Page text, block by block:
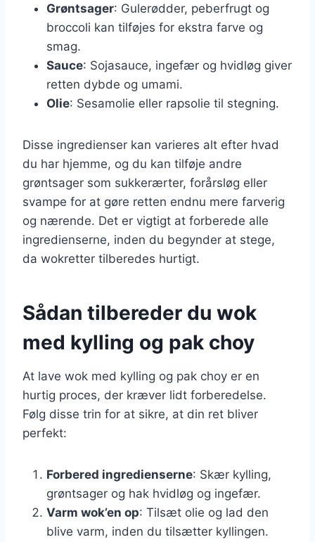
Grøntsager: Gulerødder, peberfrugt og
broccoli kan tilføjes for ekstra farve og
smag.
Sauce: Sojasauce, ingefær og hvidløg giver
retten dybde og umami.
Olie: Sesamolie eller rapsolie til stegning.
Disse ingredienser kan varieres alt efter hvad
du har hjemme, og du kan tilføje andre
grøntsager som sukkerærter, forårsløg eller
svampe for at gøre retten endnu mere farverig
og nærende. Det er vigtigt at forberede alle
ingredienserne, inden du begynder at stege,
da wokretter tilberedes hurtigt.
Sådan tilbereder du wok
med kylling og pak choy
At lave wok med kylling og pak choy er en
hurtig proces, der kræver lidt forberedelse.
Følg disse trin for at sikre, at din ret bliver
perfekt:
Forbered ingredienserne: Skær kylling,
grøntsager og hak hvidløg og ingefær.
Varm wok’en op: Tilsæt olie og lad den
blive varm, inden du tilsætter kyllingen.